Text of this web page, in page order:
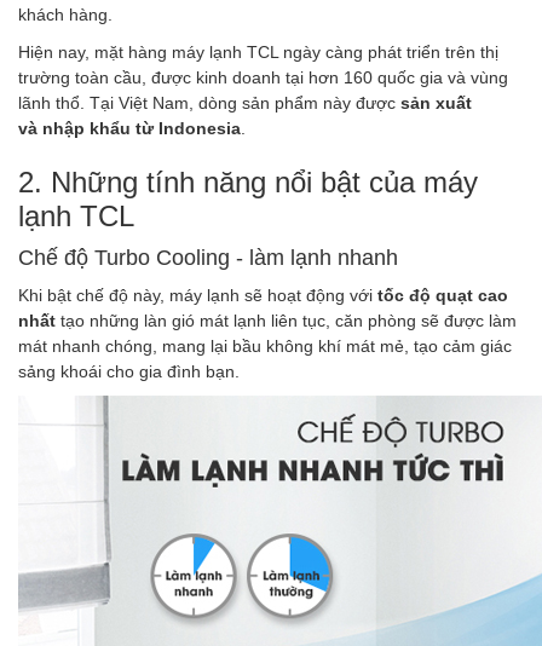
khách hàng.
Hiện nay, mặt hàng máy lạnh TCL ngày càng phát triển trên thị
trường toàn cầu, được kinh doanh tại hơn 160 quốc gia và vùng
lãnh thổ. Tại Việt Nam, dòng sản phẩm này được sản xuất
và nhập khẩu từ Indonesia
2. Những tính năng nổi bật của máy
lạnh TCL
Chế độ Turbo Cooling - làm lạnh nhanh
Khi bật chế độ này, máy lạnh sẽ hoạt động với tốc độ quạt cao
nhất tạo những làn gió mát lạnh liên tục, căn phòng sẽ được làm
mát nhanh chóng, mang lại bầu không khí mát mẻ, tạo cảm giác
sảng khoái cho gia đình bạn.